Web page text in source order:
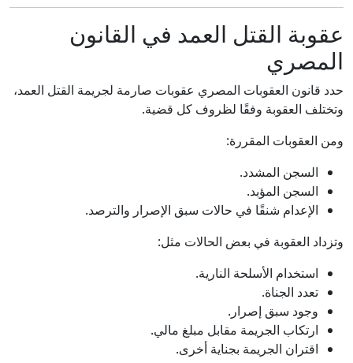
عقوبة القتل العمد في القانون
المصري
حدد قانون العقوبات المصري عقوبات صارمة لجريمة القتل العمد،
وتختلف العقوبة وفقًا لظروف كل قضية.
ومن العقوبات المقررة:
السجن المشدد.
السجن المؤبد.
الإعدام شنقًا في حالات سبق الإصرار والترصد.
وتزداد العقوبة في بعض الحالات مثل:
استخدام الأسلحة النارية.
تعدد الجناة.
وجود سبق إصرار.
ارتكاب الجريمة مقابل مبلغ مالي.
اقتران الجريمة بجناية أخرى.